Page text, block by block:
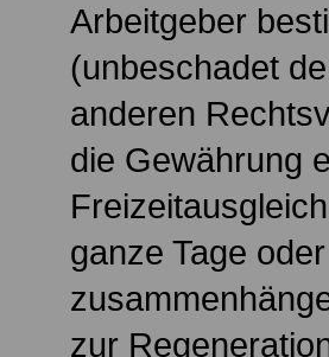
Arbeitgeber
(unbeschadet
anderen
die Gewährung
ganze Tage
zur